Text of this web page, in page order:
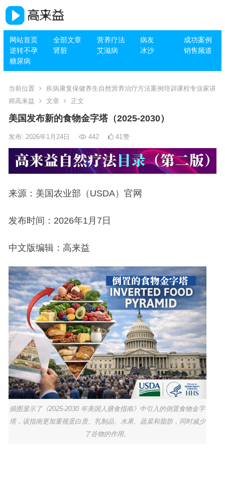
网站首页 全部文章 营养疗法 病友
成功案例
逆转不孕
肾脏 艾滋病 冰沙
销售频道
糖尿病
当前位置
疾病康复保健养生自然营养治疗方法案例培训课程专业家讲
师高来益
文章 正文
美国发布新的食物金字塔（2025-2030）
发布: 2026年1月24日 442 41赞
来源：美国农业部（USDA）官网
发布时间：2026年1月7日
中文版编辑：高来益
插图显示了《2025-2030 年美国人膳食指南》中引入的倒置食物金字
塔，该指南更加重视蛋白质、乳制品、水果、蔬菜和脂肪，同时减少
了谷物的作用。